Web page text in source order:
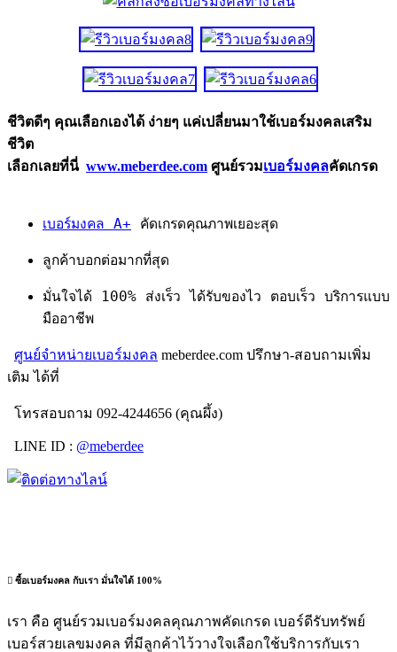
ชีวิตดีๆ คุณเลือกเองได้ ง่ายๆ แค่เปลี่ยนมาใช้เบอร์มงคลเสริม
ชีวิต
เลือกเลยที่นี่ www.meberdee.com ศูนย์รวมเบอร์มงคลคัดเกรด
เบอร์มงคล A+ คัดเกรดคุณภาพเยอะสุด
ลูกค้าบอกต่อมากที่สุด
มั่นใจได้ 100% ส่งเร็ว ได้รับของไว ตอบเร็ว บริการแบบ
มืออาชีพ
ศูนย์จำหน่ายเบอร์มงคล meberdee.com ปรึกษา-สอบถามเพิ่ม
เติม ได้ที่
โทรสอบถาม 092-4244656 (คุณผึ้ง)
LINE ID : @meberdee
ซื้อเบอร์มงคล กับเรา มั่นใจได้ 100%
เรา คือ ศูนย์รวมเบอร์มงคลคุณภาพคัดเกรด เบอร์ดีรับทรัพย์
เบอร์สวยเลขมงคล ที่มีลูกค้าไว้วางใจเลือกใช้บริการกับเรา